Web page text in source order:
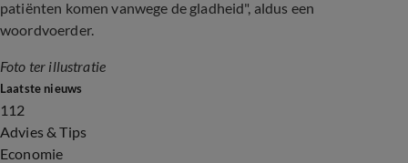
patiënten komen vanwege de gladheid", aldus een
woordvoerder.
Foto ter illustratie
Laatste nieuws
112
Advies & Tips
Economie